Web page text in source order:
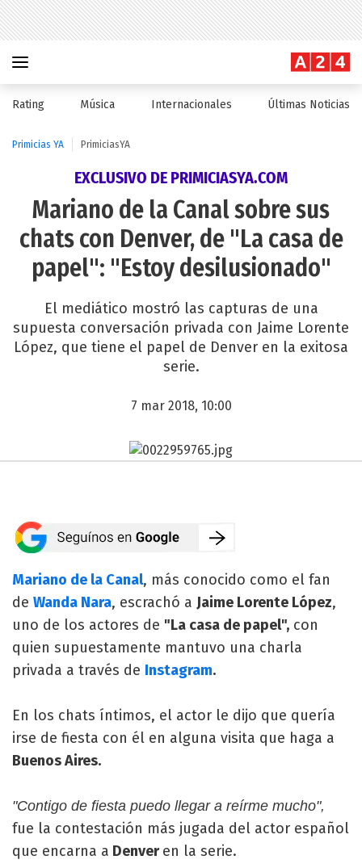
Rating Música Internacionales Últimas Noticias
Primicias YA PrimiciasYA
EXCLUSIVO DE PRIMICIASYA.COM
Mariano de la Canal sobre sus
chats con Denver, de "La casa de
papel": "Estoy desilusionado"
El mediático mostró las capturas de una
supuesta conversación privada con Jaime Lorente
López, que tiene el papel de Denver en la exitosa
serie.
7 mar 2018, 10:00
Mariano de la Canal, más conocido como el fan
de Wanda Nara, escrachó a Jaime Lorente López,
uno de los actores de "La casa de papel", con
quien supuestamente mantuvo una charla
privada a través de Instagram.
En los chats íntimos, el actor le dijo que quería
irse de fiesta con él en alguna visita que haga a
Buenos Aires.
"Contigo de fiesta puedo llegar a reírme mucho",
fue la contestación más jugada del actor español
que encarna a Denveren la serie.